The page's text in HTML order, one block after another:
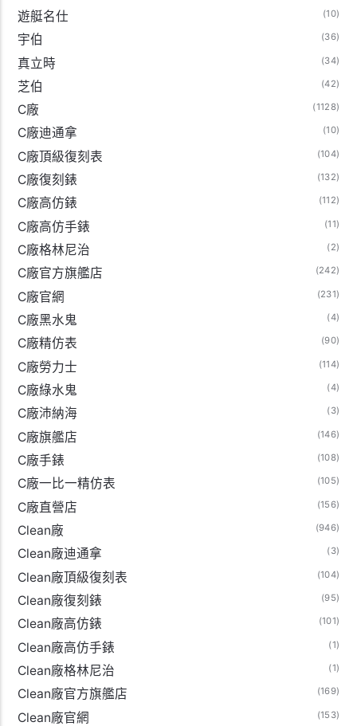
遊艇名仕
(10)
宇伯 (36)
真立時 (34)
芝伯 (42)
C廠 (1128)
C廠迪通拿 (10)
C廠頂級復刻表 (104)
C廠復刻錶 (132)
C廠高仿錶 (112)
C廠高仿手錶 (11)
C廠格林尼治 (2)
C廠官方旗艦店 (242)
C廠官網 (231)
C廠黑水鬼 (4)
C廠精仿表 (90)
C廠勞力士 (114)
C廠綠水鬼 (4)
C廠沛納海 (3)
C廠旗艦店 (146)
C廠手錶 (108)
C廠一比一精仿表 (105)
C廠直營店 (156)
Clean廠 (946)
Clean廠迪通拿 (3)
Clean廠頂級復刻表 (104)
Clean廠復刻錶 (95)
Clean廠高仿錶 (101)
Clean廠高仿手錶 (1)
Clean廠格林尼治 (1)
Clean廠官方旗艦店 (169)
Clean廠官網 (153)